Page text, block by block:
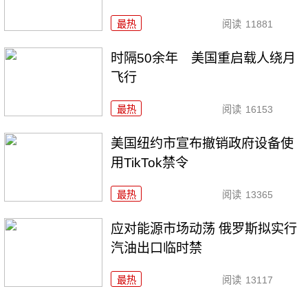
最热 阅读 11881
时隔50余年 美国重启载人绕月
飞行
最热 阅读 16153
美国纽约市宣布撤销政府设备使
用TikTok禁令
最热 阅读 13365
应对能源市场动荡 俄罗斯拟实行
汽油出口临时禁
最热 阅读 13117